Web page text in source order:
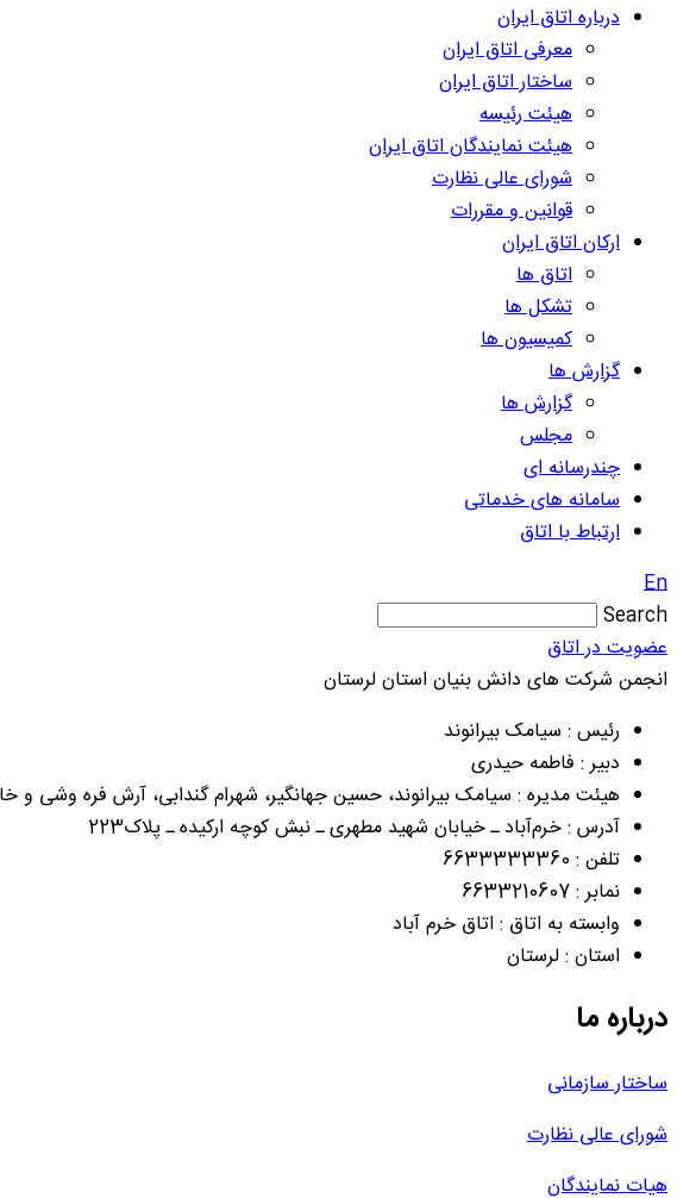
درباره اتاق ایران
معرفی اتاق ایران
ساختار اتاق ایران
هیئت رئیسه
هیئت نمایندگان اتاق ایران
شورای عالی نظارت
قوانین و مقررات
ارکان اتاق ایران
اتاق ها
تشکل ها
کمیسیون ها
گزارش ها
گزارش ها
مجلس
چندرسانه ای
سامانه های خدماتی
ارتباط با اتاق
En
Search
عضویت در اتاق
انجمن شرکت های دانش بنیان استان لرستان
رئیس : سیامک بیرانوند
دبیر : فاطمه حیدری
هیئت مدیره : سیامک بیرانوند، حسین جهانگیر، شهرام گندابی، آرش فره وشی و
آدرس : خرم‌آباد ـ خیابان شهید مطهری ـ نبش کوچه ارکیده ـ پلاک223
تلفن : 6633333360
نمابر : 6633210607
وابسته به اتاق : اتاق خرم آباد
استان : لرستان
درباره ما
ساختار سازمانی
شورای عالی نظارت
هیات نمایندگان